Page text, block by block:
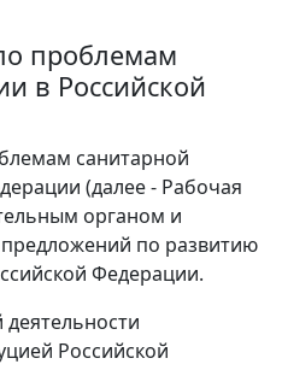
проблемам
в Российской
санитарной
(далее - Рабочая
органом и
предложений по развитию
Федерации.
деятельности
Российской